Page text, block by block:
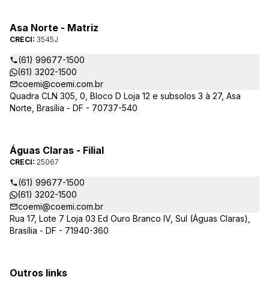
Asa Norte - Matriz
CRECI: 3545J
(61) 99677-1500
(61) 3202-1500
coemi@coemi.com.br
Quadra CLN 305, 0, Bloco D Loja 12 e subsolos 3 à 27, Asa
Norte, Brasília - DF - 70737-540
Águas Claras - Filial
CRECI: 25067
(61) 99677-1500
(61) 3202-1500
coemi@coemi.com.br
Rua 17, Lote 7 Loja 03 Ed Ouro Branco IV, Sul (Águas Claras),
Brasília - DF - 71940-360
Outros links